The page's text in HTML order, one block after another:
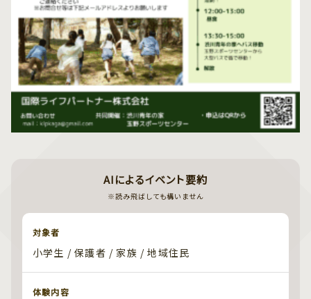
AIによるイベント要約
※読み飛ばしても構いません
対象者
小学生 / 保護者 / 家族 / 地域住民
体験内容